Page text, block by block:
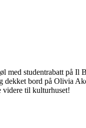
med studentrabatt på Il
dekket bord på Olivia
videre til kulturhuset!